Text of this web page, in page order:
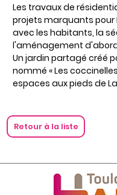
Les travaux de
projets marquants pour
avec les habitants, la
l'aménagement
Un jardin partagé créé
nommé « Les
espaces aux pieds de
Retour à la liste